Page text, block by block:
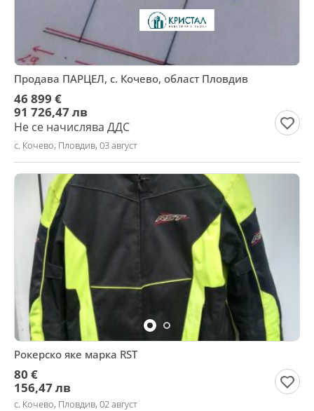
Продава ПАРЦЕЛ, с. Кочево, област Пловдив
46 899 €
91 726,47 лв
Не се начислява ДДС
с. Кочево, Пловдив, 03 август
Рокерско яке марка RST
80 €
156,47 лв
с. Кочево, Пловдив, 02 август